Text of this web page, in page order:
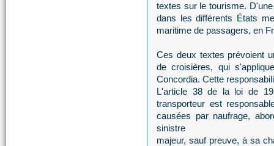
textes sur le tourisme.
dans les différents États
maritime de passagers, en
Ces deux textes pré­voient
de croisières, qui
Concordia. Cette
L'article 38 de la loi de
transporteur est
causées par naufrage,
sinistre
majeur, sauf preuve, à sa